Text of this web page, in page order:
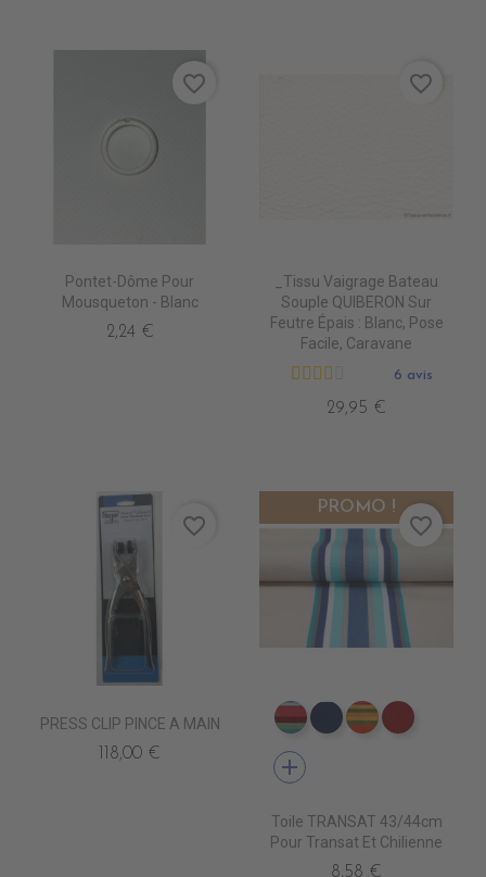
Pontet-Dôme Pour
Mousqueton - Blanc
2,24 €
favorite_border
_Tissu Vaigrage Bateau
Souple QUIBERON Sur
Feutre Épais : Blanc, Pose
Facile, Caravane
6 avis
29,95 €
favorite_border
PRESS CLIP PINCE A MAIN
118,00 €
favorite_border
DT0013 CARACAS
DT0026 LEVANT
DT0014DT0027
add
Toile TRANSAT 43/44cm
Pour Transat Et Chilienne
8,58 €
PROMO !
favorite_border